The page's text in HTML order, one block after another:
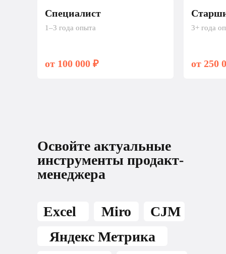
Специалист
1–3 года опыта
от 100 000 ₽
3+ года
от 250
Освойте актуальные
инструменты продакт-
менеджера
Excel
Miro
Яндекс Метрика
CJM